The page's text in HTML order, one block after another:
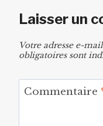
Laisser un
Votre adresse e-
obligatoires sont
Commentaire